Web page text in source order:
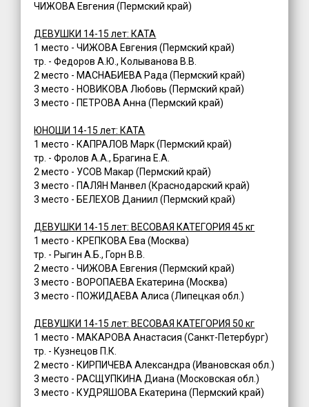
ЧИЖОВА Евгения (Пермский край)
ДЕВУШКИ 14-15 лет: КАТА
1 место - ЧИЖОВА Евгения (Пермский край)
тр. - Федоров А.Ю., Колыванова В.В.
2 место - МАСНАБИЕВА Рада (Пермский край)
3 место - НОВИКОВА Любовь (Пермский край)
3 место - ПЕТРОВА Анна (Пермский край)
ЮНОШИ 14-15 лет: КАТА
1 место - КАПРАЛОВ Марк (Пермский край)
тр. - Фролов А.А., Брагина Е.А.
2 место - УСОВ Макар (Пермский край)
3 место - ПАЛЯН Манвел (Краснодарский край)
3 место - БЕЛЕХОВ Даниил (Пермский край)
ДЕВУШКИ 14-15 лет: ВЕСОВАЯ КАТЕГОРИЯ 45 кг
1 место - КРЕПКОВА Ева (Москва)
тр. - Рыгин А.Б., Горн В.В.
2 место - ЧИЖОВА Евгения (Пермский край)
3 место - ВОРОПАЕВА Екатерина (Москва)
3 место - ПОЖИДАЕВА Алиса (Липецкая обл.)
ДЕВУШКИ 14-15 лет: ВЕСОВАЯ КАТЕГОРИЯ 50 кг
1 место - МАКАРОВА Анастасия (Санкт-Петербург)
тр. - Кузнецов П.К.
2 место - КИРПИЧЕВА Александра (Ивановская обл.)
3 место - РАСЩУПКИНА Диана (Московская обл.)
3 место - КУДРЯШОВА Екатерина (Пермский край)